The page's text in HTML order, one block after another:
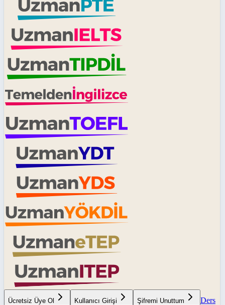
Ücretsiz Üye Ol Kullanıcı Girişi Şifremi Unuttum
Ders